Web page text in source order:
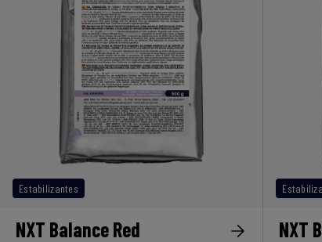
Estabilizantes
NXT Balance Red NXT